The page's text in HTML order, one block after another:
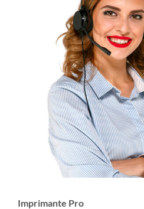
Imprimante Pro